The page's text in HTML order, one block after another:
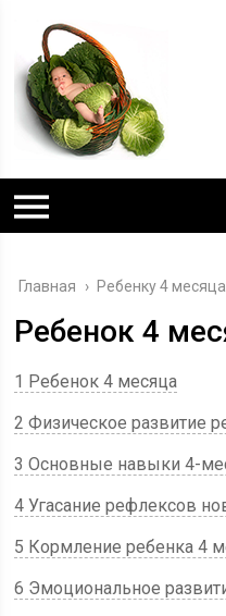
Главная › Ребенку 4 месяца
Ребенок 4
1 Ребенок 4 месяца
2 Физическое развитие
3 Основные навыки 4-
4 Угасание рефлексов
5 Кормление ребенка 4
6 Эмоциональное